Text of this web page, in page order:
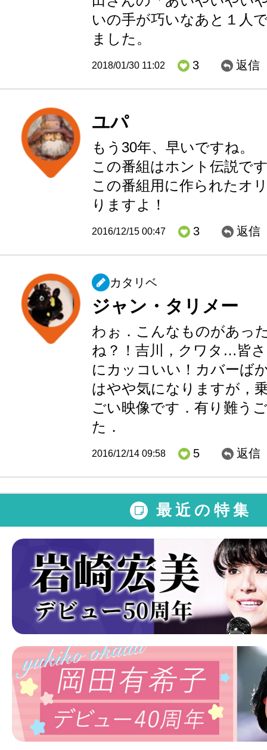
いの手が巧いなあと１人
ました。
2018/01/30 11:02 3 返信
ユパ
もう30年、早いですね。
この番組はホント伝説で
この番組用に作られたオ
りますよ！
2016/12/15 00:47 3 返信
カタリベ
ジャン・タリメー
わぉ．こんなものがあっ
ね？！吉川，クワタ…皆
にカッコいい！カバーば
はやや気になりますが，
ごい映像です．有り難う
た．
2016/12/14 09:58 5 返信
最近の特集